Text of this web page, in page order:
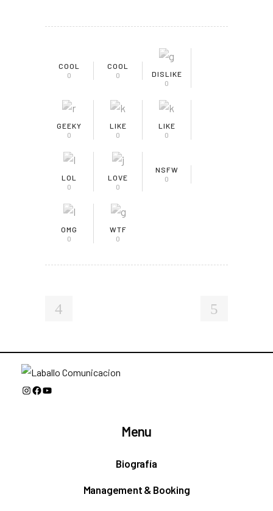
COOL
0
COOL
0
DISLIKE
0
GEEKY
0
LIKE
0
LIKE
0
LOL
0
LOVE
0
NSFW
0
OMG
0
WTF
0
Instagram
Facebook
YouTube
Menu
Biografía
Management & Booking